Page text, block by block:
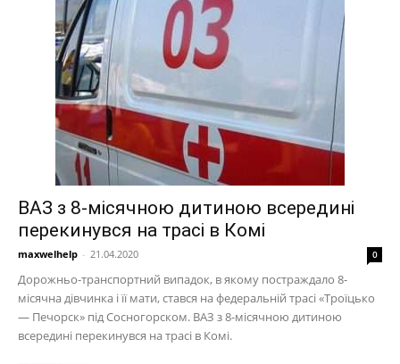
ВАЗ з 8-місячною дитиною всередині
перекинувся на трасі в Комі
maxwelhelp - 21.04.2020 0
Дорожньо-транспортний випадок, в якому постраждало 8-
місячна дівчинка і її мати, стався на федеральній трасі «Троїцько
— Печорск» під Сосногорском. ВАЗ з 8-місячною дитиною
всередині перекинувся на трасі в Комі.